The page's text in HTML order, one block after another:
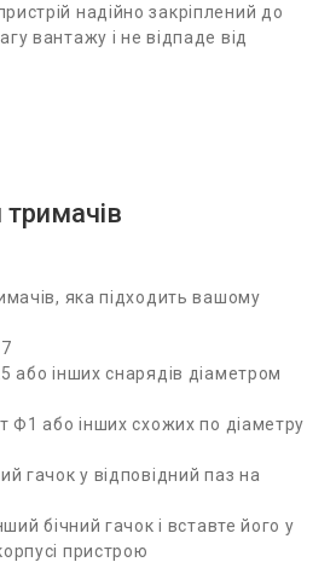
надійно закріплений до
вантажу і не відпаде від
яка підходить вашому
інших снарядів діаметром
або інших схожих по діаметру
гачок у відповідний паз на
бічний гачок і вставте його у
пристрою